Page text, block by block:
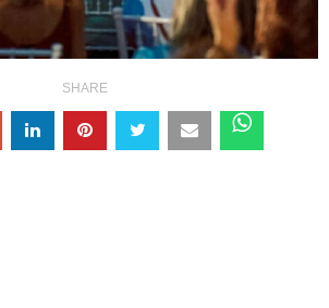
SHARE